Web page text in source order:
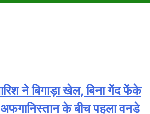
ने बिगाड़ा खेल, बिना गेंद फेंके
के बीच पहला वनडे